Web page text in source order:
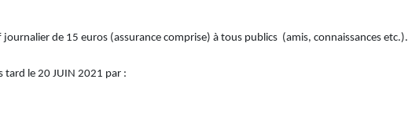
de 15 euros (assurance comprise) à tous publics (amis, connaissances etc.).
tard le 20 JUIN 2021 par :